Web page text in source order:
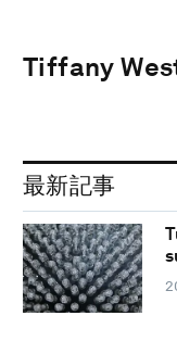
Tiffany
最新記事